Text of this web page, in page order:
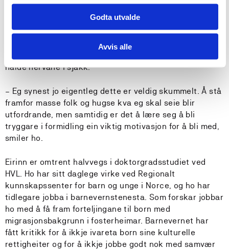
Godta utvalde
Avvis alle
samanhengar. Men å bli utfordra til å tenke meir kreativt
og tørre å leike litt når ein presenterer har vore ei aha-
oppleving for meg, fortel Eirinn.
halde nervane i sjakk.
– Eg synest jo eigentleg dette er veldig skummelt. Å stå
framfor masse folk og hugse kva eg skal seie blir
utfordrande, men samtidig er det å lære seg å bli
tryggare i formidling ein viktig motivasjon for å bli med,
smiler ho.
Eirinn er omtrent halvvegs i doktorgradsstudiet ved
HVL. Ho har sitt daglege virke ved Regionalt
kunnskapssenter for barn og unge i Norce, og ho har
tidlegare jobba i barnevernstenesta. Som forskar jobbar
ho med å få fram forteljingane til born med
migrasjonsbakgrunn i fosterheimar. Barnevernet har
fått kritikk for å ikkje ivareta born sine kulturelle
rettigheiter og for å ikkje jobbe godt nok med samvær